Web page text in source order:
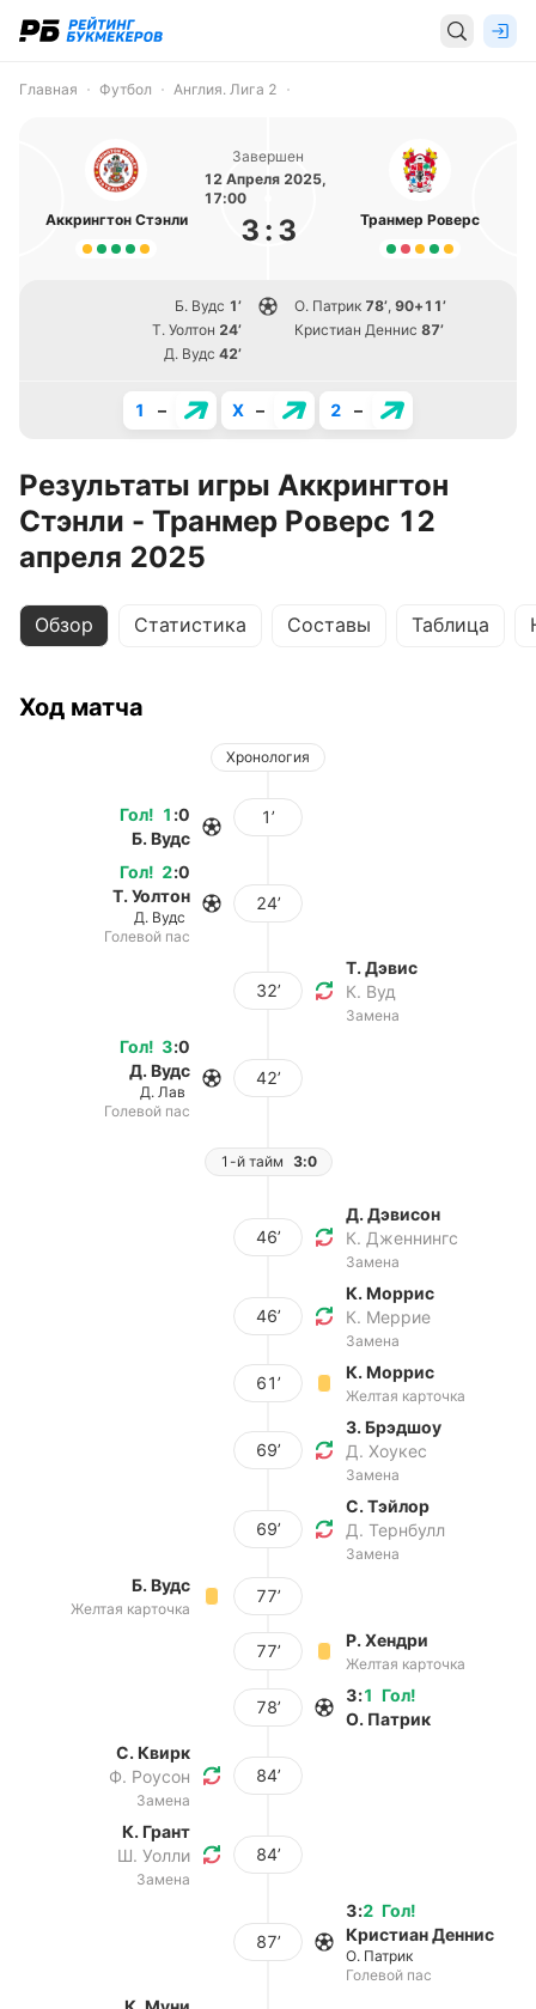
Главная Футбол Англия. Лига 2
Аккрингтон Стэнли
Завершен
12 Апреля 2025,
17:00
3 : 3 Транмер Роверс
Б. Вудс 1’
Т. Уолтон 24’
Д. Вудс 42’
О. Патрик 78’, 90+11’
Кристиан Деннис 87’
1 – X – 2 –
Результаты игры Аккрингтон
Стэнли - Транмер Роверс 12
апреля 2025
Обзор Статистика Составы Таблица
Ход матча
Хронология
Гол! 1 :0
Б. Вудс
1’
Гол! 2:0
Т. Уолтон
Д. Вудс
Голевой пас
24’
32’
Т. Дэвис
К. Вуд
Замена
Гол! 3:0
Д. Вудс
Д. Лав
Голевой пас
42’
1-й тайм 3:0
46’
Д. Дэвисон
К. Дженнингс
Замена
46’
К. Моррис
К. Меррие
Замена
61’
К. Моррис
Желтая карточка
69’
З. Брэдшоу
Д. Хоукес
Замена
69’
С. Тэйлор
Д. Тернбулл
Замена
Б. Вудс
Желтая карточка
77’
77’
Р. Хендри
Желтая карточка
78’
Гол!
3:1
О. Патрик
С. Квирк
Ф. Роусон
Замена
84’
К. Грант
Ш. Уолли
Замена
84’
87’
Гол!
3:2
Кристиан Деннис
О. Патрик
Голевой пас